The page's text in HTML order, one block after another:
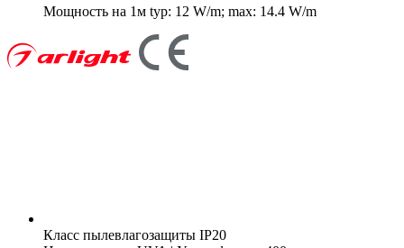
Мощность на 1м typ: 12 W/m; max: 14.4 W/m
Класс пылевлагозащиты IP20